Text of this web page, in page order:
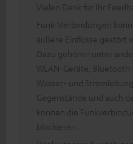
Vielen Dank für Ihr
Funk-Verbindungen
äußere Einflüsse gestört
Dazu gehören unter
WLAN-Geräte,
Wasser- und
Gegenstände und auch
können die
blockieren.